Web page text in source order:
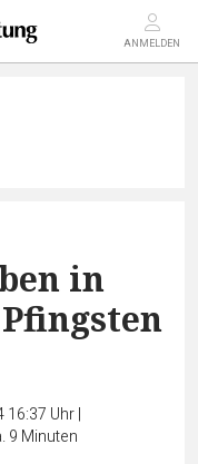
ANMELDEN
in
16:37 Uhr|
9 Minuten